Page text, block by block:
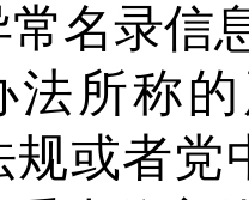
常名录信
法所称
规或者党